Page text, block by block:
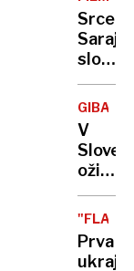
naj
bi
Srce
Veter,
govori
z
mano
GIBANJE
V
150
let
staro
Prva